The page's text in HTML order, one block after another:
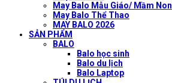
May Balo Mẫu Giáo/ Mầm Non
May Balo Thể Thao
MAY BALO 2026
SẢN PHẨM
BALO
Balo học sinh
Balo du lịch
Balo Laptop